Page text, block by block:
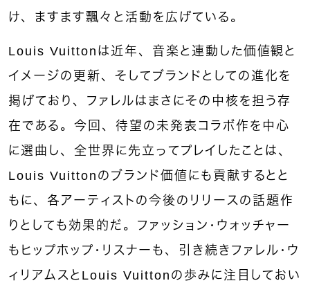
け、ますます飄々と活動を広げている。
Louis Vuittonは近年、音楽と連動した価値観と
イメージの更新、そしてブランドとしての進化を
掲げており、ファレルはまさにその中核を担う存
在である。今回、待望の未発表コラボ作を中心
に選曲し、全世界に先立ってプレイしたことは、
Louis Vuittonのブランド価値にも貢献するとと
もに、各アーティストの今後のリリースの話題作
りとしても効果的だ。ファッション・ウォッチャー
もヒップホップ・リスナーも、引き続きファレル・ウ
ィリアムスとLouis Vuittonの歩みに注目しておい